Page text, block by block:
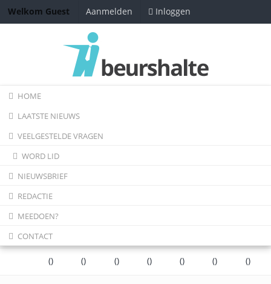
Welkom Guest Aanmelden Inloggen
HOME
LAATSTE NIEUWS
VEELGESTELDE VRAGEN
WORD LID
NIEUWSBRIEF
REDACTIE
MEEDOEN?
CONTACT